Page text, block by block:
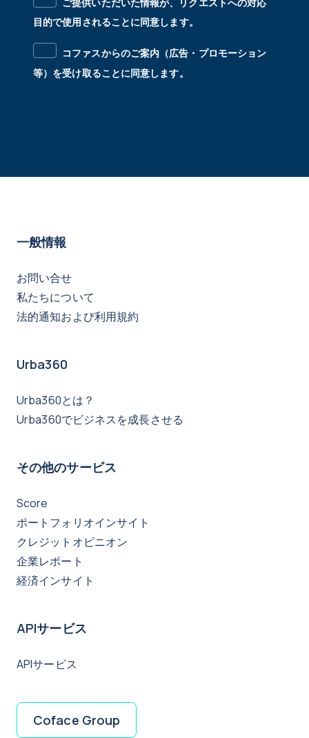
目的で使用されることに同意します。
コファスからのご案内（広告・プロモーション
等）を受け取ることに同意します。
一般情報
お問い合せ
私たちについて
法的通知および利用規約
Urba360
Urba360とは？
Urba360でビジネスを成長させる
その他のサービス
Score
ポートフォリオインサイト
クレジットオピニオン
企業レポート
経済インサイト
APIサービス
APIサービス
Coface Group